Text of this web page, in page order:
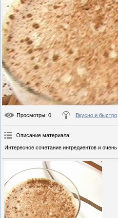
Просмотры: 0 Вкусно и быстро
Описание материала:
Интересное сочетание ингредиентов и